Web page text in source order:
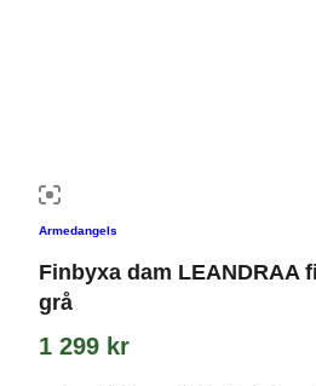
Armedangels
Finbyxa dam LEANDRAA
grå
1 299 kr